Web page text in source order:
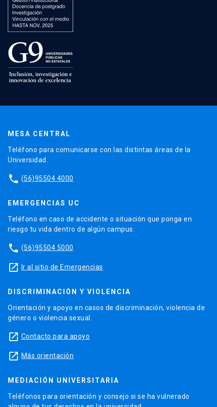
MESA CENTRAL
Teléfono para comunicarse con las distintas áreas de la
Universidad.
phone (56)95504 4000
EMERGENCIAS UC
Teléfono en caso de accidente o situación que ponga en
riesgo tu vida dentro de algún campus.
phone (56)95504 5000
launch Ir al sitio de Emergencias
DISCRIMINACIÓN Y VIOLENCIA
Orientación y apoyo en casos de discriminación, violencia de
género o violencia sexual.
launch Contacto para apoyo
launch Más orientación
MEDIACIÓN UNIVERSITARIA
Teléfonos para orientación y consejo si se ha vulnerado